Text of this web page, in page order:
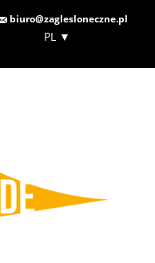
biuro@zaglesloneczne.pl
PL ▼